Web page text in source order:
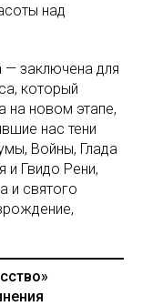
над
— заключена для
который
на новом этапе,
нас тени
Войны, Глада
и Гвидо Рени,
и святого